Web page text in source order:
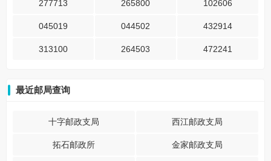
277713 265800 102606
045019 044502 432914
313100 264503 472241
最近邮局查询
十字邮政支局 西江邮政支局
拓石邮政所 金家邮政支局